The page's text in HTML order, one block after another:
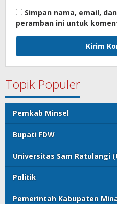
Simpan nama, email,
peramban ini untuk
Topik Populer
Pemkab Minsel
Bupati FDW
Universitas Sam Ratulangi
Politik
Pemerintah Kabupaten